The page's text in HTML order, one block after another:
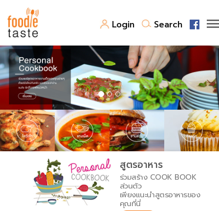
Login Search
สูตรอาหาร
สูตรอาหารล่าสุด
Top Foodie
พาไปชิม
สารพันก้นครัว
เคล็ดลับน่ารู้
เปรียบเทียบหน่วยการตวง
เปรียบเทียบอุณหภูมิ
เปรียบเทียบน้ำหนักวัตถุดิบ
FoodPedia
สร้าง Cookbook
สูตรอาหาร
ร่วมสร้าง COOK BOOK
ส่วนตัว
เพียงแนะนำสูตรอาหารของ
คุณที่นี่